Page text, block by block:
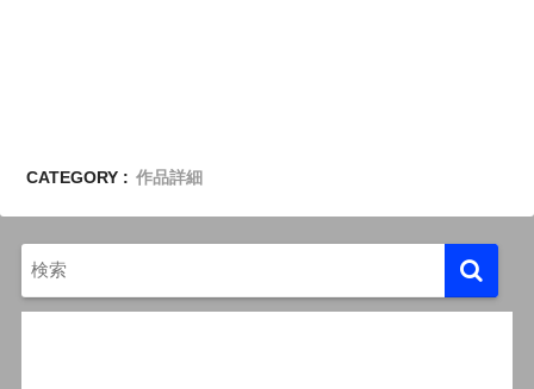
CATEGORY : 作品詳細